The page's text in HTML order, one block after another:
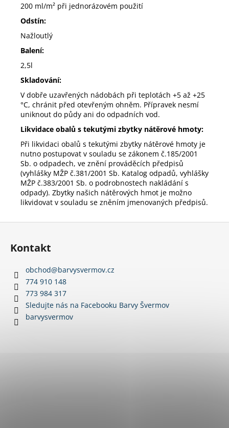
200 ml/m² při jednorázovém použití
Odstín:
Nažloutlý
Balení:
2,5l
Skladování:
V dobře uzavřených nádobách při teplotách +5 až +25
°C, chránit před otevřeným ohněm. Přípravek nesmí
uniknout do půdy ani do odpadních vod.
Likvidace obalů s tekutými zbytky nátěrové hmoty:
Při likvidaci obalů s tekutými zbytky nátěrové hmoty je
nutno postupovat v souladu se zákonem č.185/2001
Sb. o odpadech, ve znění prováděcích předpisů
(vyhlášky MŽP č.381/2001 Sb. Katalog odpadů, vyhlášky
MŽP č.383/2001 Sb. o podrobnostech nakládání s
odpady). Zbytky našich nátěrových hmot je možno
likvidovat v souladu se zněním jmenovaných předpisů.
Z
Kontakt
obchod@barvysvermov.cz
774 910 148
773 984 317
Sledujte nás na Facebooku Barvy Švermov
barvysvermov